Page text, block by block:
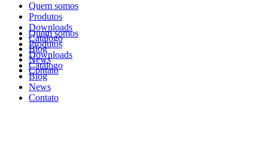
Quem somos
Produtos
Downloads
Catálogo
Blog
News
Contato
Quem somos
Produtos
Downloads
Catálogo
Blog
News
Contato